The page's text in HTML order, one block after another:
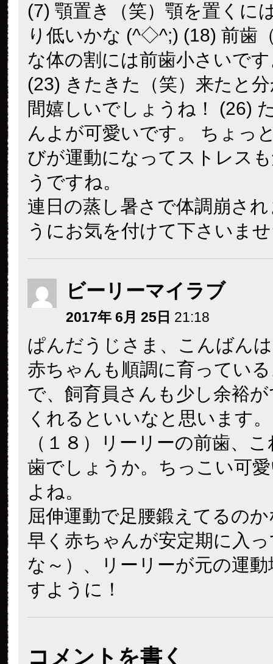
(7) 顎置き（笑）顎を置くに
り低いかな (^◇^;) (18) 前歯
な体の割には前歯小さいで
(23) きたきた（笑）来たと
間嬉しいでしょうね！ (26)
んよが可愛いです。 ちょっ
びが運動になってストレス
うですね。
連日の蒸し暑さで体調崩さ
うにお気を付けて下さいま
ビーリーマイラブ
2017年 6月 25日 21:18
ぱんだうじさま、こんばん
赤ちゃんも順調に育ってい
で、飼育員さんも少し余裕
くれるといいなと思います。
（１８）リーリーの前歯、
歯でしょうか。ちっこい可
よね。
屈伸運動で足腰鍛えてるの
早く赤ちゃんが安定期に入
な～）、リーリーが元の運
すように！
コメントを書く